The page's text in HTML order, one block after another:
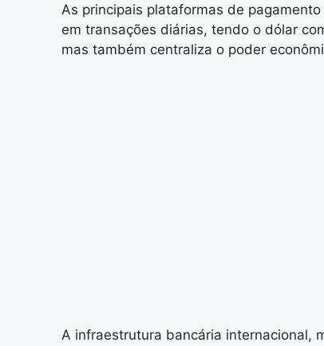
As principais plataformas de
em transações diárias, tendo o dólar
mas também centraliza o poder
A infraestrutura bancária internacional,